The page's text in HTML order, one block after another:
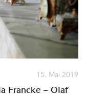
15. Mai 2019
Francke – Olaf